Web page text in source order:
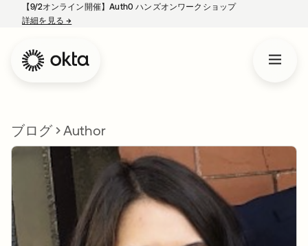
【9/2オンライン開催】Auth0 ハンズオンワークショップ
詳細を見る→
ブログ Author